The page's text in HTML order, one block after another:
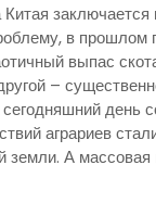
в прошлом
выпас
–
день
аграриев
А массовая